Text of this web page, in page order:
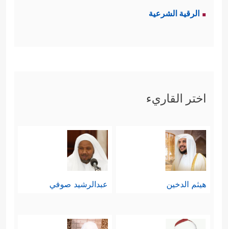
الرقية الشرعية
اختر القاريء
هيثم الدخين عبدالرشيد صوفي